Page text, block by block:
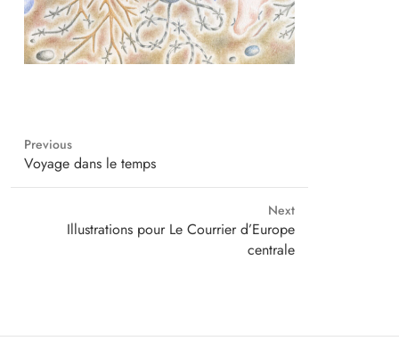
Previous
Previous
post:
Voyage dans le temps
Next
Illustrations pour Le Courrier d’Europe
centrale